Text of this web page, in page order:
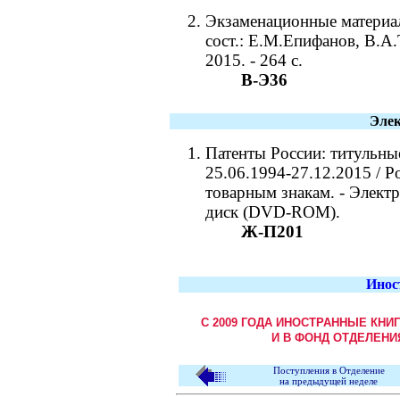
Экзаменационные
сост.: Е.М.Епифанов,
2015. - 264 с.
В-Э36
Патенты России:
25.06.1994-27.12.2015 /
товарным знакам. -
диск (DVD-ROM).
Ж-П201
С 2009 ГОДА ИНОСТРАННЫЕ
И В ФОНД
Поступления в Отделение
на предыдущей неделе